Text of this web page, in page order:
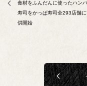
食材をふんだんに使ったハン
寿司をかっぱ寿司全293店舗に
供開始